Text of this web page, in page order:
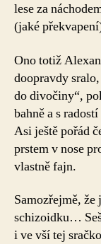
lese za
(jaké
Ono totiž
doopravdy
do divočiny“,
bahně a s
Asi ještě pořád
prstem v nose
vlastně fajn.
Samozřejmě,
schizoidku…
i ve vší tej